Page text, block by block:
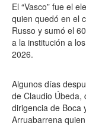
El “Vasco” fue el
quien quedó en el
Russo y sumó el
a la institución a
2026.
Algunos días
de Claudio Úbeda,
dirigencia de Boca
Arruabarrena